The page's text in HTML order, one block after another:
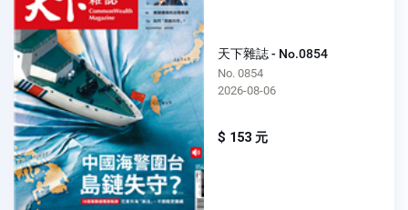
天下雜誌 - No.0854
No. 0854
2026-08-06
$ 153 元